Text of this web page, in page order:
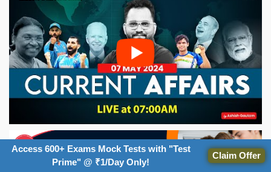
Access 600+ Exams Mock Tests with "Test
Prime" @ ₹1/Day Only!
Claim Offer